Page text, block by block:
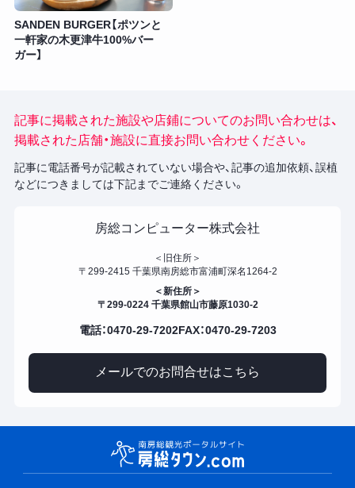
SANDEN BURGER【ポツンと
一軒家の木更津牛100%バー
ガー】
記事に掲載された施設や店鋪についてのお問い合わせは、
掲載された店舗・施設に直接お問い合わせください。
記事に電話番号が記載されていない場合や、記事の追加依頼、誤植
などにつきましては下記までご連絡ください。
房総コンピューター株式会社
＜旧住所＞
〒299-2415 千葉県南房総市富浦町深名1264-2
＜新住所＞
〒299-0224 千葉県館山市藤原1030-2
電話：0470-29-7202FAX：0470-29-7203
メールでのお問合せはこちら